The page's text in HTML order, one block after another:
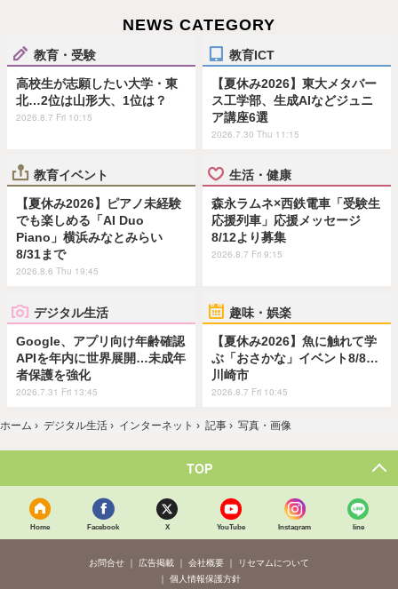
NEWS CATEGORY
教育・受験
高校生が志願したい大学・東
北…2位は山形大、1位は？
2026.8.7 Fri 10:15
教育ICT
【夏休み2026】東大メタバー
ス工学部、生成AIなどジュニ
ア講座6選
2026.7.30 Thu 11:15
教育イベント
【夏休み2026】ピアノ未経験
でも楽しめる「AI Duo
Piano」横浜みなとみらい
8/31まで
2026.8.6 Thu 19:45
生活・健康
森永ラムネ×西鉄電車「受験生
応援列車」応援メッセージ
8/12より募集
2026.8.7 Fri 9:15
デジタル生活
Google、アプリ向け年齢確認
APIを年内に世界展開…未成年
者保護を強化
2026.7.31 Fri 13:45
趣味・娯楽
【夏休み2026】魚に触れて学
ぶ「おさかな」イベント8/8…
川崎市
2026.8.7 Fri 10:45
ホーム › デジタル生活 › インターネット › 記事 › 写真・画像
TOP
Home Facebook X YouTube Instagram line
お問合せ 広告掲載 会社概要
リセマムについて
個人情報保護方針